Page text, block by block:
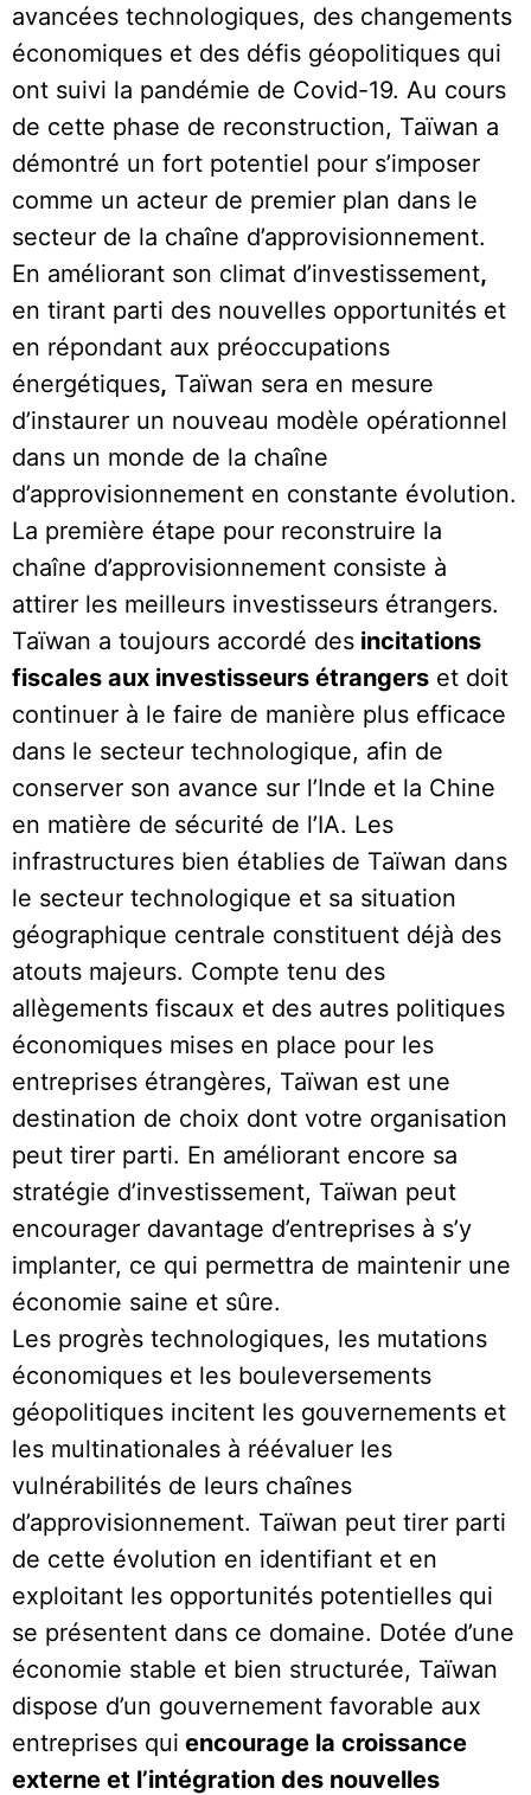
avancées technologiques, des changements
économiques et des défis géopolitiques qui
ont suivi la pandémie de Covid-19. Au cours
de cette phase de reconstruction, Taïwan a
démontré un fort potentiel pour s’imposer
comme un acteur de premier plan dans le
secteur de la chaîne d’approvisionnement.
En améliorant son climat d’investissement,
en tirant parti des nouvelles opportunités et
en répondant aux préoccupations
énergétiques, Taïwan sera en mesure
d’instaurer un nouveau modèle opérationnel
dans un monde de la chaîne
d’approvisionnement en constante évolution.
La première étape pour reconstruire la
chaîne d’approvisionnement consiste à
attirer les meilleurs investisseurs étrangers.
Taïwan a toujours accordé des incitations
fiscales aux investisseurs étrangers et doit
continuer à le faire de manière plus efficace
dans le secteur technologique, afin de
conserver son avance sur l’Inde et la Chine
en matière de sécurité de l’IA. Les
infrastructures bien établies de Taïwan dans
le secteur technologique et sa situation
géographique centrale constituent déjà des
atouts majeurs. Compte tenu des
allègements fiscaux et des autres politiques
économiques mises en place pour les
entreprises étrangères, Taïwan est une
destination de choix dont votre organisation
peut tirer parti. En améliorant encore sa
stratégie d’investissement, Taïwan peut
encourager davantage d’entreprises à s’y
implanter, ce qui permettra de maintenir une
économie saine et sûre.
Les progrès technologiques, les mutations
économiques et les bouleversements
géopolitiques incitent les gouvernements et
les multinationales à réévaluer les
vulnérabilités de leurs chaînes
d’approvisionnement. Taïwan peut tirer parti
de cette évolution en identifiant et en
exploitant les opportunités potentielles qui
se présentent dans ce domaine. Dotée d’une
économie stable et bien structurée, Taïwan
dispose d’un gouvernement favorable aux
entreprises qui encourage la croissance
externe et l’intégration des nouvelles